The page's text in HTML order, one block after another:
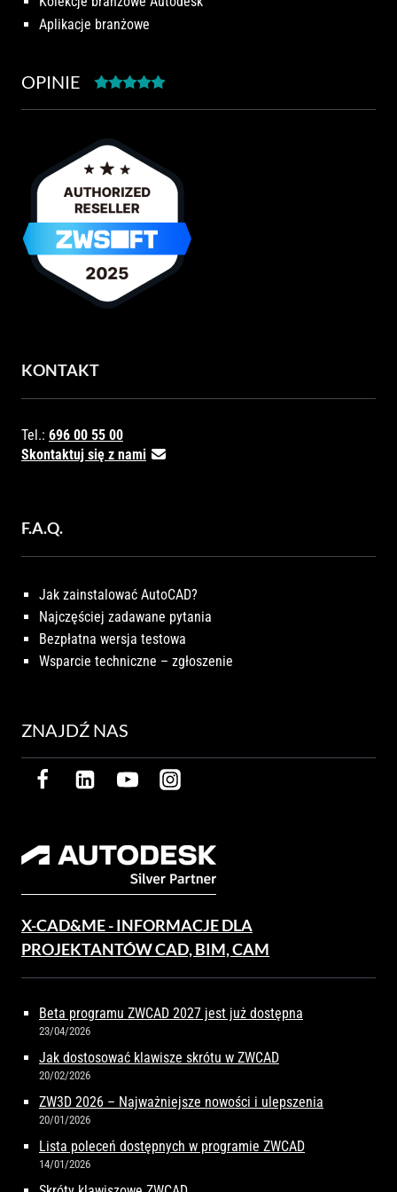
Aplikacje branżowe
OPINIE
KONTAKT
Tel.: 696 00 55 00
Skontaktuj się z nami
F.A.Q.
Jak zainstalować AutoCAD?
Najczęściej zadawane pytania
Bezpłatna wersja testowa
Wsparcie techniczne – zgłoszenie
ZNAJDŹ NAS
X-CAD&ME - INFORMACJE DLA
PROJEKTANTÓW CAD, BIM, CAM
Beta programu ZWCAD 2027 jest już dostępna
23/04/2026
Jak dostosować klawisze skrótu w ZWCAD
20/02/2026
ZW3D 2026 – Najważniejsze nowości i ulepszenia
20/01/2026
Lista poleceń dostępnych w programie ZWCAD
14/01/2026